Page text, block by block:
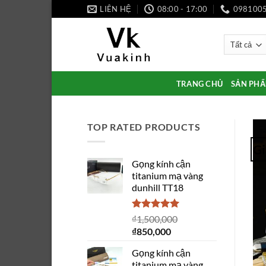
qua
LIÊN HỆ 08:00 - 17:00
TRANG CHỦ SẢN
TOP RATED PRODUCTS
Gọng kính cận
titanium mạ vàng
dunhill TT18
Được xếp
hạng 5.00
5 sao
₫1,500,000
Giá
là:
₫850,000Giá
tại
Gọng kính cận